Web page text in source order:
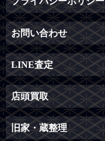
お問い合わせ
LINE査定
店頭買取
旧家・蔵整理